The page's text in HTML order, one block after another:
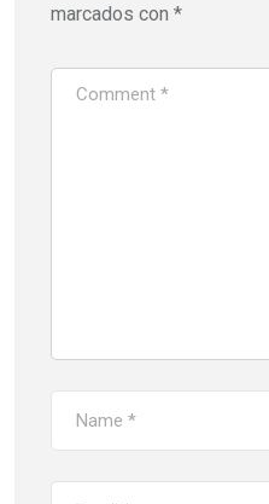
marcados con *